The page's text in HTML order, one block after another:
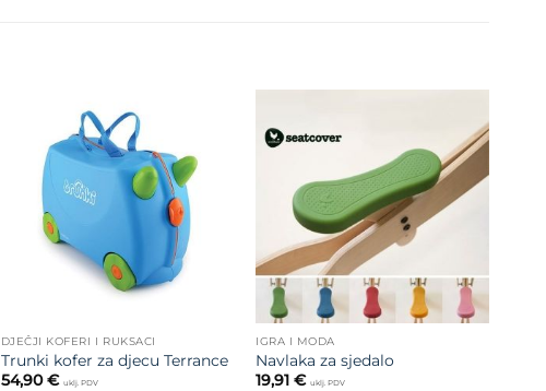
na listu
želja
DJEČJI KOFERI I RUKSACI
Trunki kofer za djecu Terrance
54,90€ uklj. PDV
Dodajte
na listu
želja
IGRA I MODA
Navlaka za sjedalo
19,91€ uklj. PDV